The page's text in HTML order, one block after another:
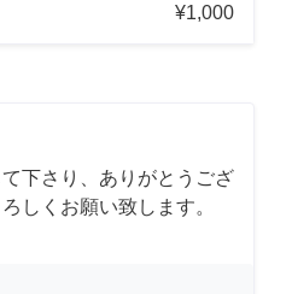
¥1,000
下さり、ありがとうござ
しくお願い致します。